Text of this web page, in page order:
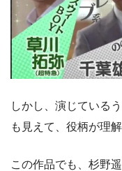
しかし、演じている
も見えて、役柄が理
この作品でも、杉野